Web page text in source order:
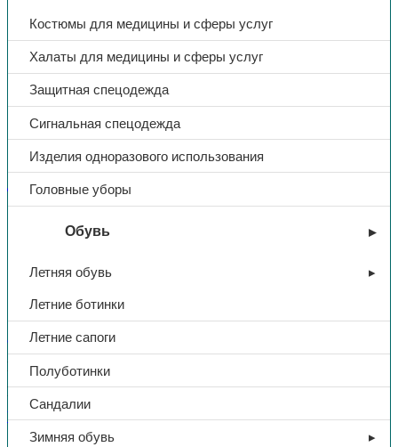
Костюмы для медицины и сферы услуг
Халаты для медицины и сферы услуг
Защитная спецодежда
Сигнальная спецодежда
Изделия одноразового использования
Головные уборы
Обувь
Летняя обувь
Летние ботинки
Летние сапоги
Полуботинки
Сандалии
Зимняя обувь
Дерматологические средства защиты
Крем для рук «Бархатные
ручки», защитный 80 мл.
116,00₽
В избранное
Категории:Дерматологические средства защиты
Поделиться:
Поделиться в Telegram
Поделиться в
Whatsapp
Поделиться в Ok
Поделиться в Vk